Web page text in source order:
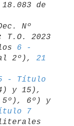
de
Nº
T.O. 2023
6 -
2º), 21
- Título
y 15),
6º) y
7